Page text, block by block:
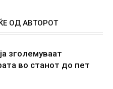
ОД АВТОРОТ
зголемуваат
во станот до пет